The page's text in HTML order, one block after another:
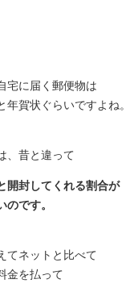
宅に届く郵便物は
年賀状ぐらいですよね。
、昔と違って
開封してくれる割合が
のです。
てネットと比べて
金を払って